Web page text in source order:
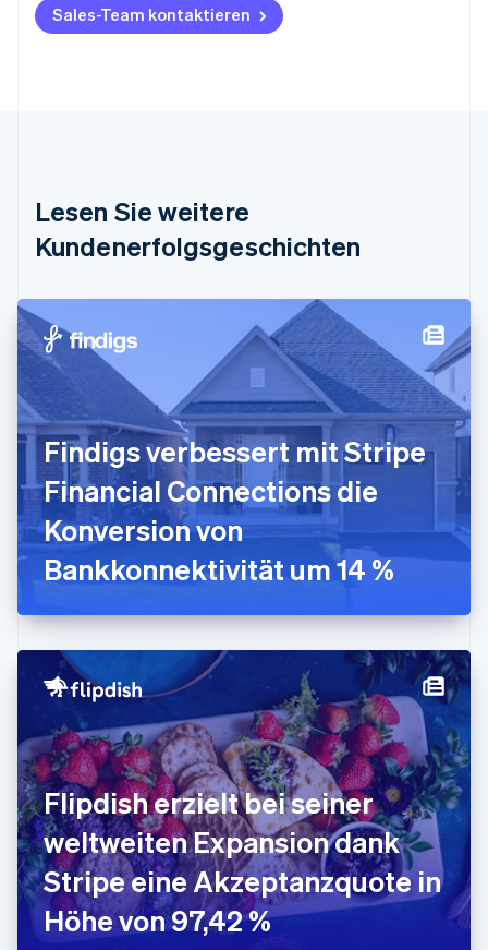
Sales-Team kontaktieren
Lesen Sie weitere
Kundenerfolgsgeschichten
Findigs verbessert mit Stripe
Financial Connections die
Konversion von
Bankkonnektivität um 14 %
Flipdish erzielt bei seiner
weltweiten Expansion dank
Stripe eine Akzeptanzquote in
Höhe von 97,42 %
Belgien
NederlandsFrançaisDeutschEnglish
DeutschEnglish
English
简体中文English
EnglishSvenska
Frankreich
English
English
Griechenland
English
Indien
English
Irland
English
Japan
日本語English
Kanada
EnglishFrançais
Kroatien
EnglishItaliano
Lettland
English
Liechtenstein
DeutschEnglish
Litauen
English
Luxemburg
FrançaisDeutschEnglish
Malaysia